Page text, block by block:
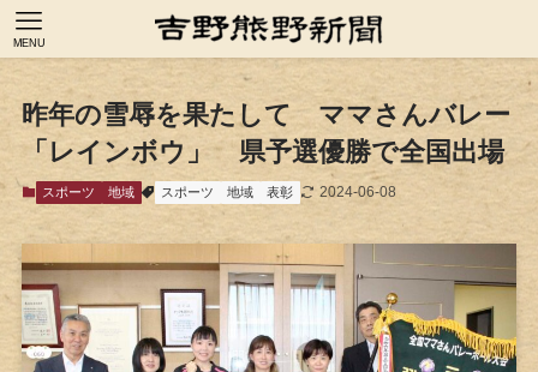
MENU
昨年の雪辱を果たして ママさんバレー
「レインボウ」 県予選優勝で全国出場
スポーツ 地域 スポーツ 地域 表彰 2024-06-08